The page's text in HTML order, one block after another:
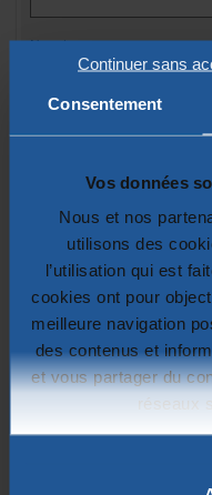
Consentement
Vos données
Nous et nos
utilisons des
l’utilisation qui est
cookies ont pour
meilleure navigation
des contenus et
et vous partager du
réseaux
Plus d'informations
Nom
exemple :
Confirmation de votre E-mail
Adresse